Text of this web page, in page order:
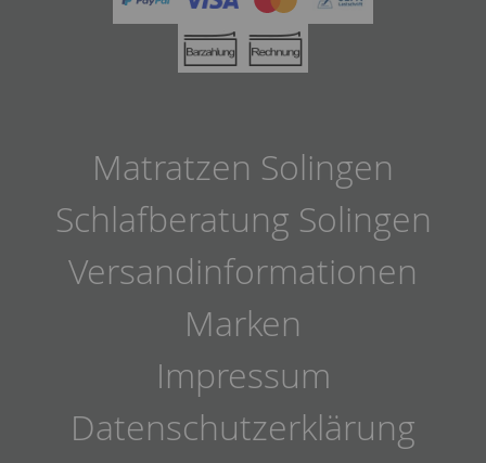
Matratzen Solingen
Schlafberatung Solingen
Versandinformationen
Marken
Impressum
Datenschutzerklärung